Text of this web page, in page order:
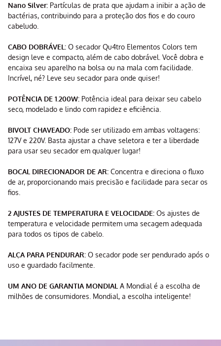
Nano Silver: Partículas de prata que ajudam a inibir a ação de
bactérias, contribuindo para a proteção dos fios e do couro
cabeludo.
CABO DOBRÁVEL: O secador Qu4tro Elementos Colors tem
design leve e compacto, além de cabo dobrável. Você dobra e
encaixa seu aparelho na bolsa ou na mala com facilidade.
Incrível, né? Leve seu secador para onde quiser!
POTÊNCIA DE 1.200W: Potência ideal para deixar seu cabelo
seco, modelado e lindo com rapidez e eficiência.
BIVOLT CHAVEADO: Pode ser utilizado em ambas voltagens:
127V e 220V. Basta ajustar a chave seletora e ter a liberdade
para usar seu secador em qualquer lugar!
BOCAL DIRECIONADOR DE AR: Concentra e direciona o fluxo
de ar, proporcionando mais precisão e facilidade para secar os
fios.
2 AJUSTES DE TEMPERATURA E VELOCIDADE: Os ajustes de
temperatura e velocidade permitem uma secagem adequada
para todos os tipos de cabelo.
ALÇA PARA PENDURAR: O secador pode ser pendurado após o
uso e guardado facilmente.
UM ANO DE GARANTIA MONDIAL A Mondial é a escolha de
milhões de consumidores. Mondial, a escolha inteligente!